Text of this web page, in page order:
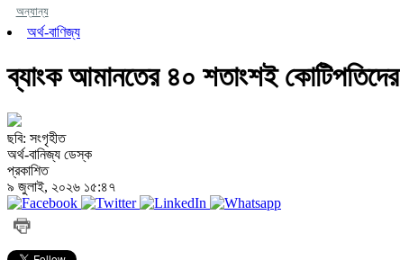
অন্যান্য
অর্থ-বাণিজ্য
ব্যাংক আমানতের ৪০ শতাংশই কোটিপতিদের
ছবি: সংগৃহীত
অর্থ-বানিজ্য ডেস্ক
প্রকাশিত
৯ জুলাই, ২০২৬ ১৫:৪৭